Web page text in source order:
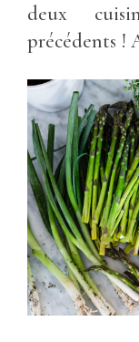
deux
précédents !